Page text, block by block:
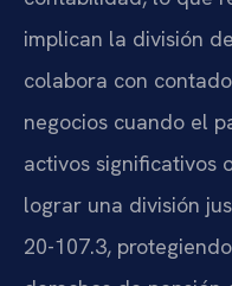
implican la división
colabora con
negocios cuando el
activos significativos
lograr una división
20-107.3,